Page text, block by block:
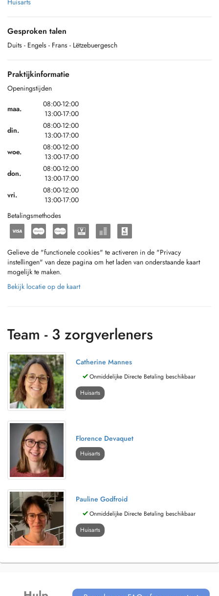
Huisarts
Gesproken talen
Duits - Engels - Frans - Lëtzebuergesch
Praktijkinformatie
Openingstijden
maa.
08:00-12:00
13:00-17:00
din.
08:00-12:00
13:00-17:00
woe.
08:00-12:00
13:00-17:00
don.
08:00-12:00
13:00-17:00
vri.
08:00-12:00
13:00-17:00
Betalingsmethodes
Gelieve de "functionele cookies" te activeren in de "Privacy
instellingen" van deze pagina om het laden van onderstaande kaart
mogelijk te maken.
Bekijk locatie op de kaart
Team - 3 zorgverleners
Catherine Mannes
Onmiddelijke Directe Betaling beschikbaar
Huisarts
Florence Devaquet
Huisarts
Pauline Godfroid
Onmiddelijke Directe Betaling beschikbaar
Huisarts